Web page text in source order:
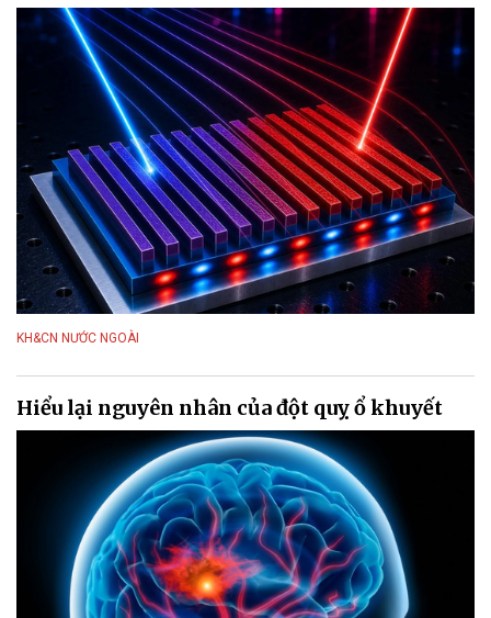
KH&CN NƯỚC NGOÀI
Hiểu lại nguyên nhân của đột quỵ ổ khuyết